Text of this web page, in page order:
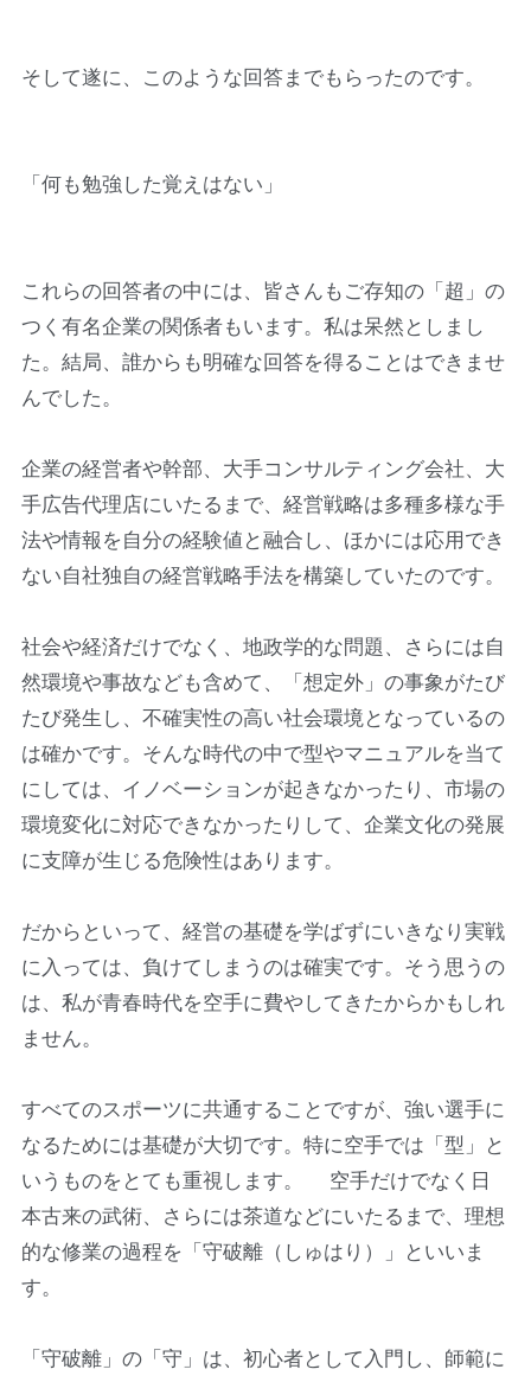
そして遂に、このような回答までもらったのです。
「何も勉強した覚えはない」
これらの回答者の中には、皆さんもご存知の「超」の
つく有名企業の関係者もいます。私は呆然としまし
た。結局、誰からも明確な回答を得ることはできませ
んでした。
企業の経営者や幹部、大手コンサルティング会社、大
手広告代理店にいたるまで、経営戦略は多種多様な手
法や情報を自分の経験値と融合し、ほかには応用でき
ない自社独自の経営戦略手法を構築していたのです。
社会や経済だけでなく、地政学的な問題、さらには自
然環境や事故なども含めて、「想定外」の事象がたび
たび発生し、不確実性の高い社会環境となっているの
は確かです。そんな時代の中で型やマニュアルを当て
にしては、イノベーションが起きなかったり、市場の
環境変化に対応できなかったりして、企業文化の発展
に支障が生じる危険性はあります。
だからといって、経営の基礎を学ばずにいきなり実戦
に入っては、負けてしまうのは確実です。そう思うの
は、私が青春時代を空手に費やしてきたからかもしれ
ません。
すべてのスポーツに共通することですが、強い選手に
なるためには基礎が大切です。特に空手では「型」と
いうものをとても重視します。 空手だけでなく日
本古来の武術、さらには茶道などにいたるまで、理想
的な修業の過程を「守破離（しゅはり）」といいま
す。
「守破離」の「守」は、初心者として入門し、師範に